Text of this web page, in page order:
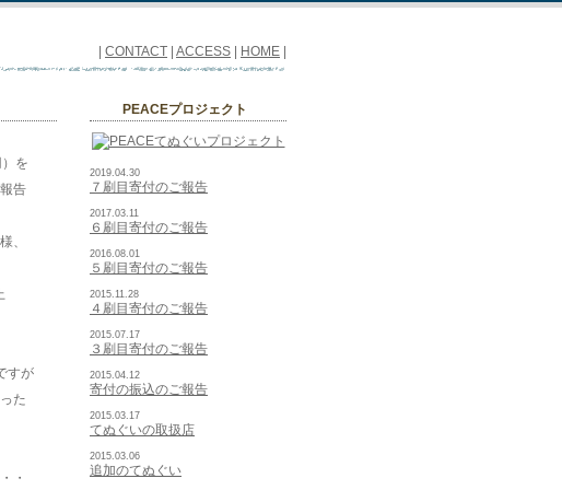
CONTACT ACCESS HOME
を
告
、
すが
た
・
PEACEプロジェクト
2019.04.30
７刷目寄付のご報告
2017.03.11
６刷目寄付のご報告
2016.08.01
５刷目寄付のご報告
2015.11.28
４刷目寄付のご報告
2015.07.17
３刷目寄付のご報告
2015.04.12
寄付の振込のご報告
2015.03.17
てぬぐいの取扱店
2015.03.06
追加のてぬぐい